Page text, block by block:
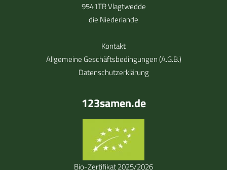
9541TR Vlagtwedde
die Niederlande
Kontakt
Allgemeine Geschäftsbedingungen (A.G.B.)
Datenschutzerklärung
123samen.de
Bio-Zertifikat 2025/2026